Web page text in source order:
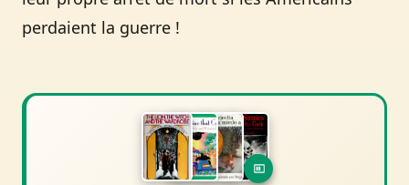
perdaient la guerre !